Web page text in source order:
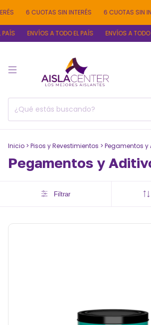
6 CUOTAS SIN INTERÉS 6 CUOTAS SIN INTERÉS
ENVÍOS A TODO EL PAÍS ENVÍOS A TODO EL
Inicio > Pisos y Revestimientos > Pegamentos y
Pegamentos y
Filtrar